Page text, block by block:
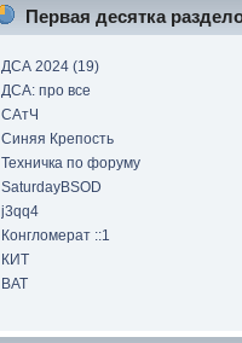
Первая десятка
ДСА 2024 (19)
ДСА: про все
САтЧ
Синяя Крепость
Техничка по форуму
SaturdayBSOD
j3qq4
Конгломерат ::1
КИТ
BAT